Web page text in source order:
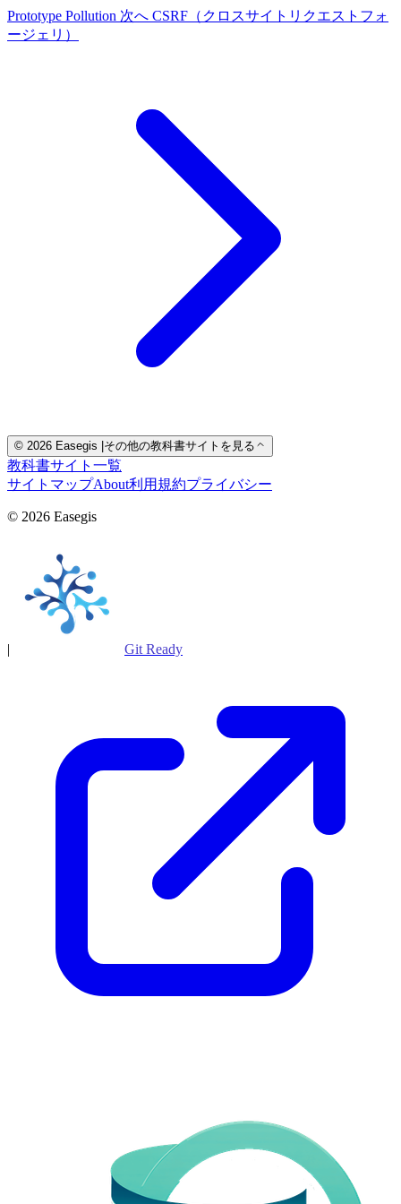
Prototype Pollution 次へ CSRF（クロスサイトリクエストフォ
ージェリ）
© 2026 Easegis その他の教科書サイトを見る
教科書サイト一覧
サイトマップAbout利用規約プライバシー
© 2026 Easegis
| Git Ready